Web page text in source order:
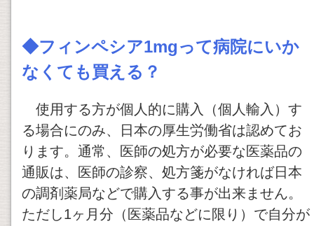
◆フィンペシア1mgって病院にいか
なくても買える？
使用する方が個人的に購入（個人輸入）す
る場合にのみ、日本の厚生労働省は認めてお
ります。通常、医師の処方が必要な医薬品の
通販は、医師の診察、処方箋がなければ日本
の調剤薬局などで購入する事が出来ません。
ただし1ヶ月分（医薬品などに限り）で自分が